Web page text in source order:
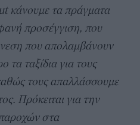
κάνουμε τα πράγματα
προσέγγιση, που
που απολαμβάνουν
ταξίδια για τους
τους απαλλάσσουμε
Πρόκειται για την
στα